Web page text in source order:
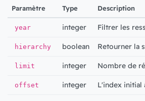
Paramètre Type Description
year integer Filtrer les
hierarchy boolean Retourner la
limit integer Nombre de
offset integer L'index initial